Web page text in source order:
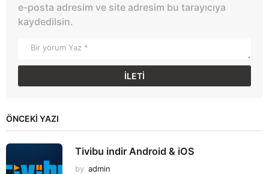
e-posta adresim ve site adresim bu tarayıcıya
kaydedilsin.
ÖNCEKI YAZI
Tivibu indir Android & iOS
by admin